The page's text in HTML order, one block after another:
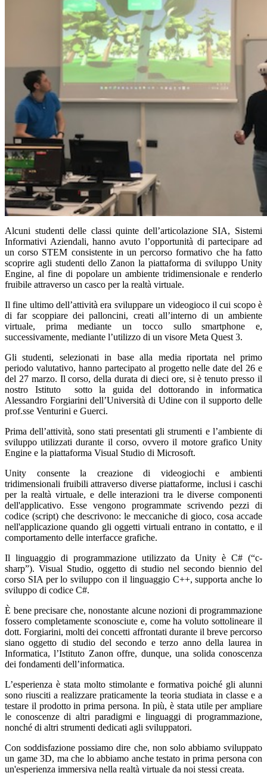
Alcuni studenti delle classi quinte dell’articolazione SIA, Sistemi
Informativi Aziendali, hanno avuto l’opportunità di partecipare ad
un corso STEM consistente in un percorso formativo che ha fatto
scoprire agli studenti dello Zanon la piattaforma di sviluppo Unity
Engine, al fine di popolare un ambiente tridimensionale e renderlo
fruibile attraverso un casco per la realtà virtuale.
Il fine ultimo dell’attività era sviluppare un videogioco il cui scopo è
di far scoppiare dei palloncini, creati all’interno di un ambiente
virtuale, prima mediante un tocco sullo smartphone e,
successivamente, mediante l’utilizzo di un visore Meta Quest 3.
Gli studenti, selezionati in base alla media riportata nel primo
periodo valutativo, hanno partecipato al progetto nelle date del 26 e
del 27 marzo. Il corso, della durata di dieci ore, si è tenuto presso il
nostro Istituto sotto la guida del dottorando in informatica
Alessandro Forgiarini dell’Università di Udine con il supporto delle
prof.sse Venturini e Guerci.
Prima dell’attività, sono stati presentati gli strumenti e l’ambiente di
sviluppo utilizzati durante il corso, ovvero il motore grafico Unity
Engine e la piattaforma Visual Studio di Microsoft.
Unity consente la creazione di videogiochi e ambienti
tridimensionali fruibili attraverso diverse piattaforme, inclusi i caschi
per la realtà virtuale, e delle interazioni tra le diverse componenti
dell'applicativo. Esse vengono programmate scrivendo pezzi di
codice (script) che descrivono: le meccaniche di gioco, cosa accade
nell'applicazione quando gli oggetti virtuali entrano in contatto, e il
comportamento delle interfacce grafiche.
Il linguaggio di programmazione utilizzato da Unity è C# (“c-
sharp”). Visual Studio, oggetto di studio nel secondo biennio del
corso SIA per lo sviluppo con il linguaggio C++, supporta anche lo
sviluppo di codice C#.
È bene precisare che, nonostante alcune nozioni di programmazione
fossero completamente sconosciute e, come ha voluto sottolineare il
dott. Forgiarini, molti dei concetti affrontati durante il breve percorso
siano oggetto di studio del secondo e terzo anno della laurea in
Informatica, l’Istituto Zanon offre, dunque, una solida conoscenza
dei fondamenti dell’informatica.
L’esperienza è stata molto stimolante e formativa poiché gli alunni
sono riusciti a realizzare praticamente la teoria studiata in classe e a
testare il prodotto in prima persona. In più, è stata utile per ampliare
le conoscenze di altri paradigmi e linguaggi di programmazione,
nonché di altri strumenti dedicati agli sviluppatori.
Con soddisfazione possiamo dire che, non solo abbiamo sviluppato
un game 3D, ma che lo abbiamo anche testato in prima persona con
un'esperienza immersiva nella realtà virtuale da noi stessi creata.